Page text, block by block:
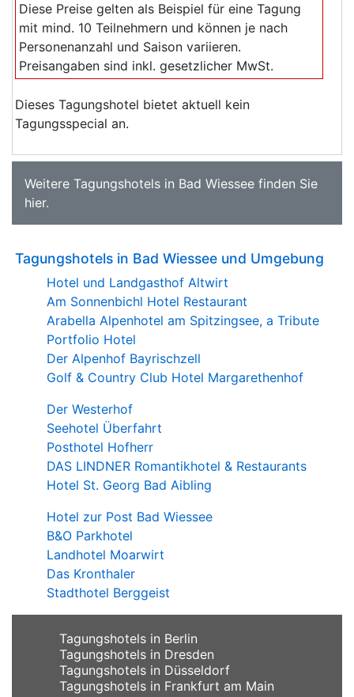
Diese Preise gelten als Beispiel für eine Tagung
mit mind. 10 Teilnehmern und können je nach
Personenanzahl und Saison variieren.
Preisangaben sind inkl. gesetzlicher MwSt.
Dieses Tagungshotel bietet aktuell kein
Tagungsspecial an.
Weitere Tagungshotels in Bad Wiessee finden Sie
hier.
Tagungshotels in Bad Wiessee und Umgebung
Hotel und Landgasthof Altwirt
Am Sonnenbichl Hotel Restaurant
Arabella Alpenhotel am Spitzingsee, a Tribute
Portfolio Hotel
Der Alpenhof Bayrischzell
Golf & Country Club Hotel Margarethenhof
Der Westerhof
Seehotel Überfahrt
Posthotel Hofherr
DAS LINDNER Romantikhotel & Restaurants
Hotel St. Georg Bad Aibling
Hotel zur Post Bad Wiessee
B&O Parkhotel
Landhotel Moarwirt
Das Kronthaler
Stadthotel Berggeist
Tagungshotels in Berlin
Tagungshotels in Dresden
Tagungshotels in Düsseldorf
Tagungshotels in Frankfurt am Main